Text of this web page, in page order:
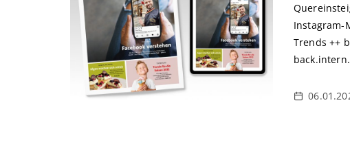
Instagram-
Trends ++